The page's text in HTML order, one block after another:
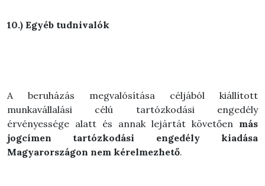
10.) Egyéb tudnivalók
A beruházás megvalósítása céljából kiállított
munkavállalási célú tartózkodási engedély
érvényessége alatt és annak lejártát követően más
jogcímen tartózkodási engedély kiadása
Magyarországon nem kérelmezhető.